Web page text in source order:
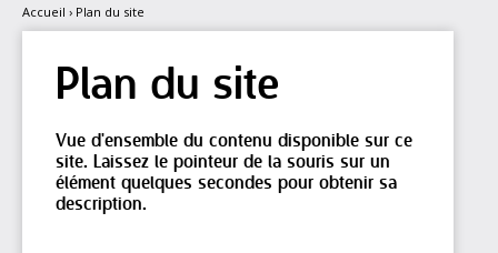
Accueil › Plan du site
Plan du site
Vue d'ensemble du contenu disponible sur ce
site. Laissez le pointeur de la souris sur un
élément quelques secondes pour obtenir sa
description.